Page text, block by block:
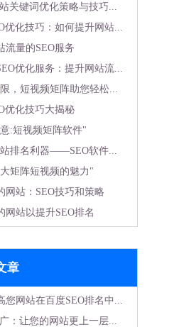
关键词优化策略与技巧...
优化技巧：如何提升网站...
流量的SEO服务
优化服务：提升网站流...
，短视频矩阵助您轻松...
优化技巧大揭秘
:短视频矩阵软件"
排名利器——SEO软件...
矩阵短视频的魅力"
网站：SEO技巧和策略
网站以提升SEO排名
章
您网站在百度SEO排名中...
：让您的网站更上一层...